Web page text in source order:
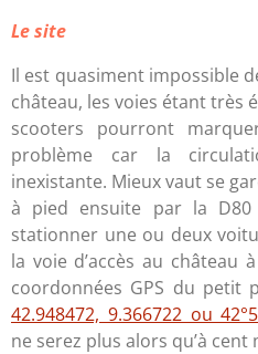
Le site
Il est quasiment impossible
château, les voies étant très
scooters pourront
problème car la
inexistante. Mieux vaut se
à pied ensuite par la
stationner une ou deux
la voie d’accès au château
coordonnées GPS du petit
42.948472, 9.366722 ou
ne serez plus alors qu’à